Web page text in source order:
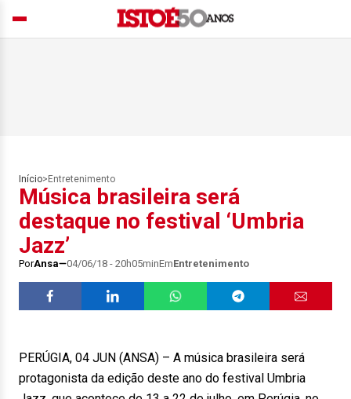
Início> Entretenimento
Música brasileira será
destaque no festival ‘Umbria
Jazz’
PorAnsa 04/06/18 - 20h05minEmEntretenimento
PERÚGIA, 04 JUN (ANSA) – A música brasileira será
protagonista da edição deste ano do festival Umbria